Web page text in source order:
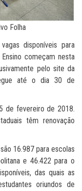
Folha
disponíveis para
começam nesta
pelo site da
até o dia 30 de
de fevereiro de 2018.
têm renovação
16.987 para escolas
e 46.422 para o
das quais as
oriundos de